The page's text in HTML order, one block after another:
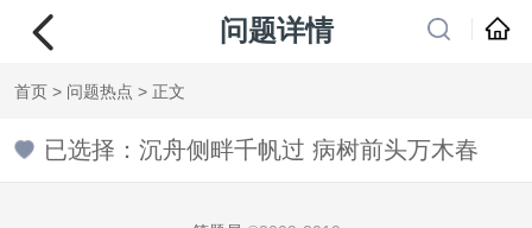
问题详情
首页> 问题热点 > 正文
已选择：沉舟侧畔千帆过 病树前头万木春